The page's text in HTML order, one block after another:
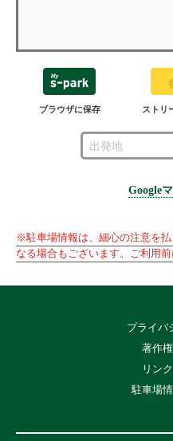
ブラウザに保存 ストリ
Google
※駐車場情報は、細心の注意を
なる場合もございます。ご利用
プライバ
著作
リン
駐車場